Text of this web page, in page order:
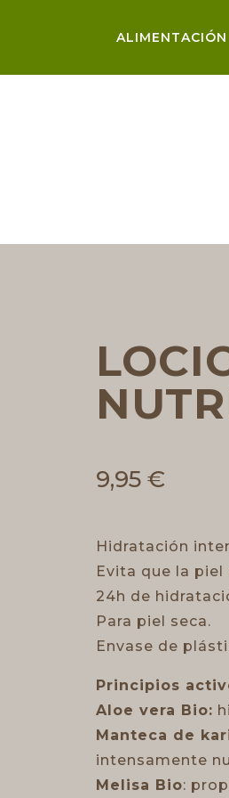
ALIMENTACIÓN
9,95 €
Hidratación
Evita que la piel
24h de
Para piel seca.
Envase de
Principios
Aloe vera Bio:
Manteca de
intensamente
Melisa Bio: